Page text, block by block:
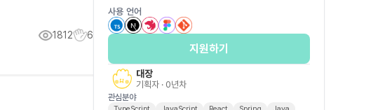
1812 6
사용 언어
지원하기
대장
기획자 · 0년차
관심분야